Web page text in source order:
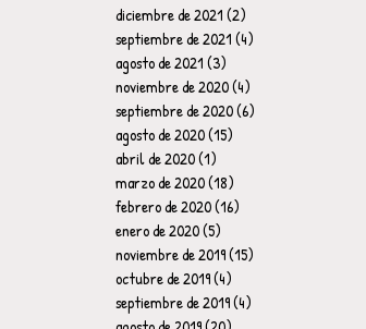
diciembre de 2021(2)
septiembre de 2021(4)
agosto de 2021(3)
noviembre de 2020(4)
septiembre de 2020(6)
agosto de 2020(15)
abril de 2020(1)
marzo de 2020(18)
febrero de 2020(16)
enero de 2020(5)
noviembre de 2019(15)
octubre de 2019(4)
septiembre de 2019(4)